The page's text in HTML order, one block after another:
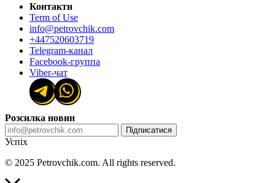
Контакти
Term of Use
info@petrovchik.com
+447520603719
Telegram-канал
Facebook-группа
Viber-чат
Розсилка новин
Підписатися
Успіх
© 2025 Petrovchik.com. All rights reserved.